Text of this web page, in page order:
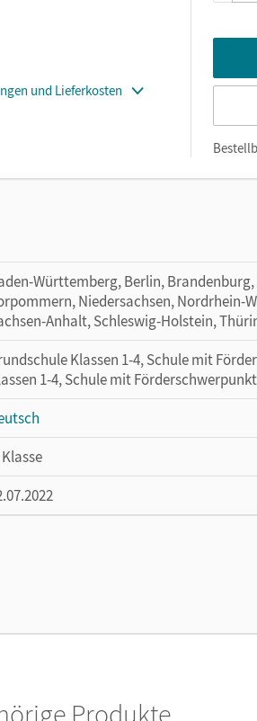
und Lieferkosten
Württemberg, Berlin,
Niedersachsen, Nordrhein-
Anhalt, Schleswig-Holstein,
Klassen 1-4, Schule mit
1-4, Schule mit
Produkte